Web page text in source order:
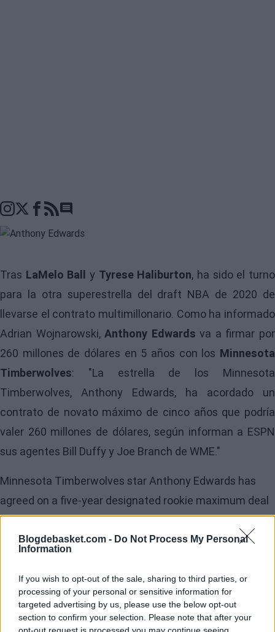
Blogdebasket.com - Do Not Process My Personal
Information
If you wish to opt-out of the sale, sharing to third parties, or
processing of your personal or sensitive information for
targeted advertising by us, please use the below opt-out
section to confirm your selection. Please note that after your
opt-out request is processed you may continue seeing
Go to comments seciton
Tras LaMelo Ball y Tyrese Haliburton, ha sido el turno
para la otra superestrella del draft NBA de 2020 de
llevarse el contrato multimillonario. Como ha informado
Adrian Wojnarowski,Anthony Edwards va a firmar por
260 millones de dólares en 5 años con los Minnesota
Timberwolves: "La estrella de los Minnesota
Timberwolves, Anthony Edwards, ha acordado un
contrato de novato máximo de cinco años que podría
valer 260 millones de dólares, según informan a ESPN
sus agentes Bill Duffy y Joe Branch de WME."
Minnesota Timberwolves star Anthony Edwards has
agreed on a five-year designated rookie maximum deal
that could be worth $260 million, his agents Bill Duffy
and Joe Branch of WME tell ESPN.